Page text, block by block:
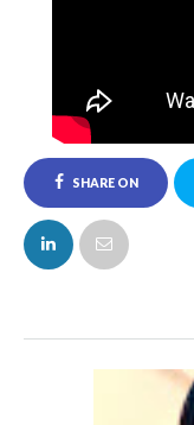
SHARE ON
FACEBOOK